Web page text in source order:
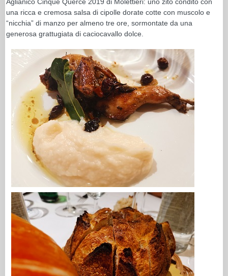
una ricca e cremosa salsa di cipolle dorate cotte con muscolo e
“nicchia” di manzo per almeno tre ore, sormontate da una
generosa grattugiata di caciocavallo dolce.